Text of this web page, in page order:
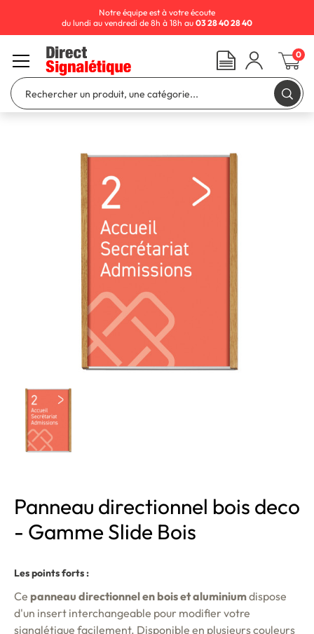
Panneau directionnel bois deco
- Gamme Slide Bois
Les points forts :
Ce panneau directionnel en bois et aluminiumdispose
d'un insert interchangeable pour modifier votre
signalétique facilement. Disponible en plusieurs couleurs
Notre équipe est à votre écoute
du lundi au vendredi de 8h à 18h au 03 28 40 28 40
0